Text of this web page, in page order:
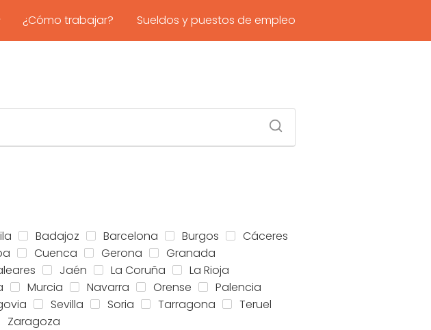
¿Cómo trabajar? Sueldos y puestos de empleo
Badajoz Barcelona Burgos
Cáceres
Cuenca Gerona
Granada
Jaén La Coruña
La Rioja
Murcia Navarra Orense
Palencia
Sevilla Soria Tarragona
Teruel
Zaragoza